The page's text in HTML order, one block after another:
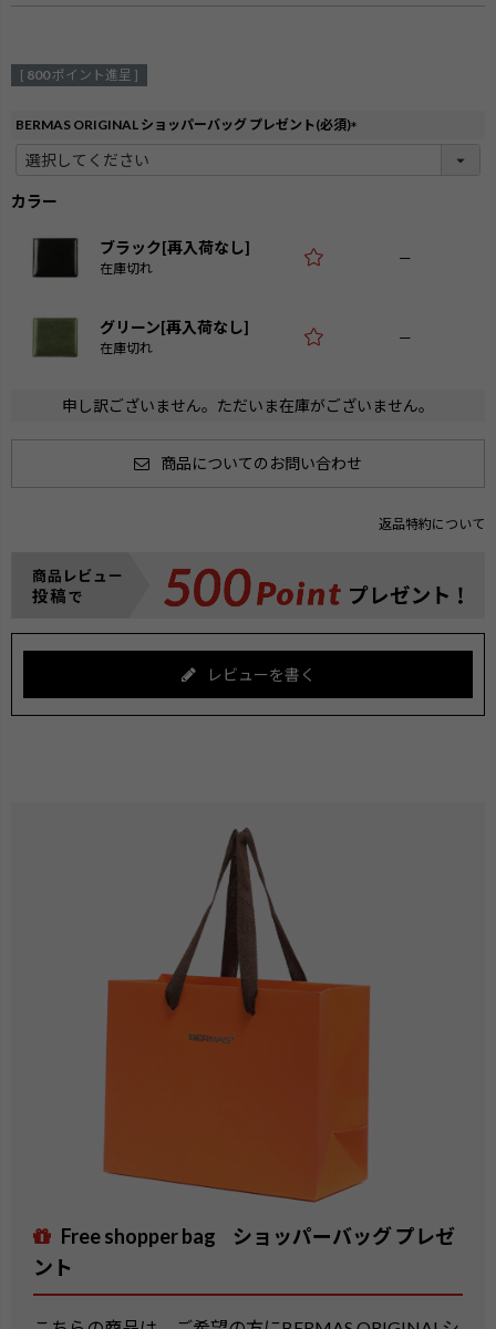
[ 800 ポイント進呈 ]
BERMAS ORIGINAL ショッパーバッグ プレゼント(必須)
カラー
ブラック[再入荷なし]
在庫切れ
—
グリーン[再入荷なし]
在庫切れ
—
申し訳ございません。ただいま在庫がございません。
商品についてのお問い合わせ
返品特約について
レビューを書く
Free shopper bag
ショッパーバッグ プレゼ
ント